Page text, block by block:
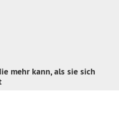
mehr kann, als sie sich